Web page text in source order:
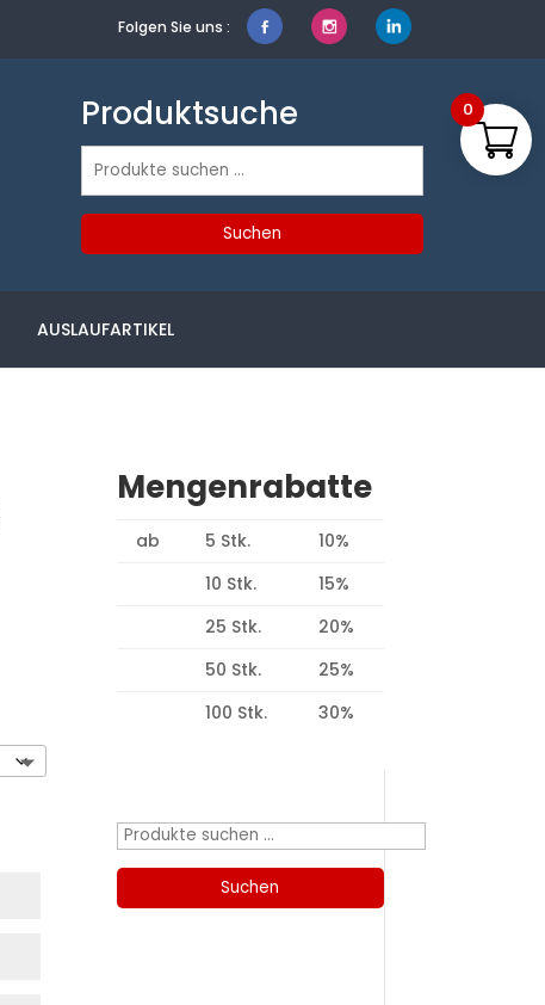
Folgen Sie uns :
Produktsuche
Suchen
Suchen
AUSLAUFARTIKEL
Mengenrabatte
ab 5 Stk.
10%
10 Stk.
15%
25 Stk.
20%
50 Stk.
25%
100 Stk.
30%
Suchen
Suchen
0